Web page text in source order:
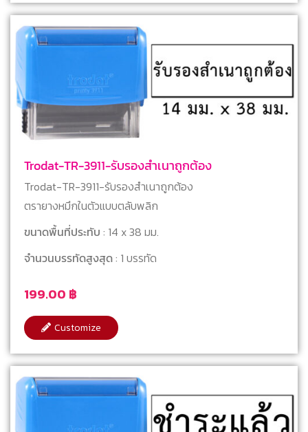
Trodat-TR-3911-รับรองสำเนาถูกต้อง
199.00 ฿
Trodat-TR-3911-รับรองสำเนาถูกต้อง
ตรายางหมึกในตัวแบบตลับพลิก
ขนาดพื้นที่ประทับ : 14 x 38 มม.
จำนวนบรรทัดสูงสุด: 1 บรรทัด
Customize